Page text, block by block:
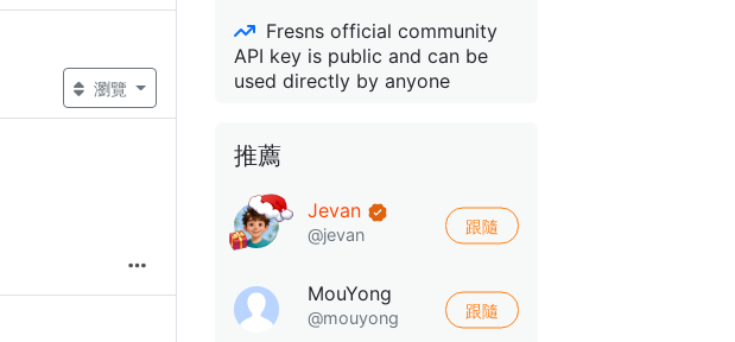
瀏覽
Fresns official community
API key is public and can be
used directly by anyone
推薦
Jevan
@jevan 跟隨
MouYong
@mouyong 跟隨